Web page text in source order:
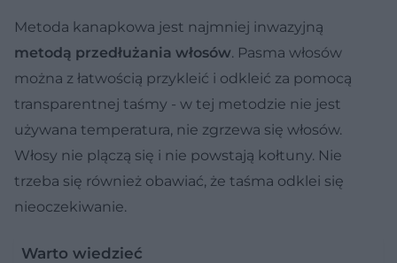
Metoda kanapkowa jest najmniej inwazyjną
metodą przedłużania włosów. Pasma włosów
można z łatwością przykleić i odkleić za pomocą
transparentnej taśmy - w tej metodzie nie jest
używana temperatura, nie zgrzewa się włosów.
Włosy nie plączą się i nie powstają kołtuny. Nie
trzeba się również obawiać, że taśma odklei się
nieoczekiwanie.
Warto wiedzieć